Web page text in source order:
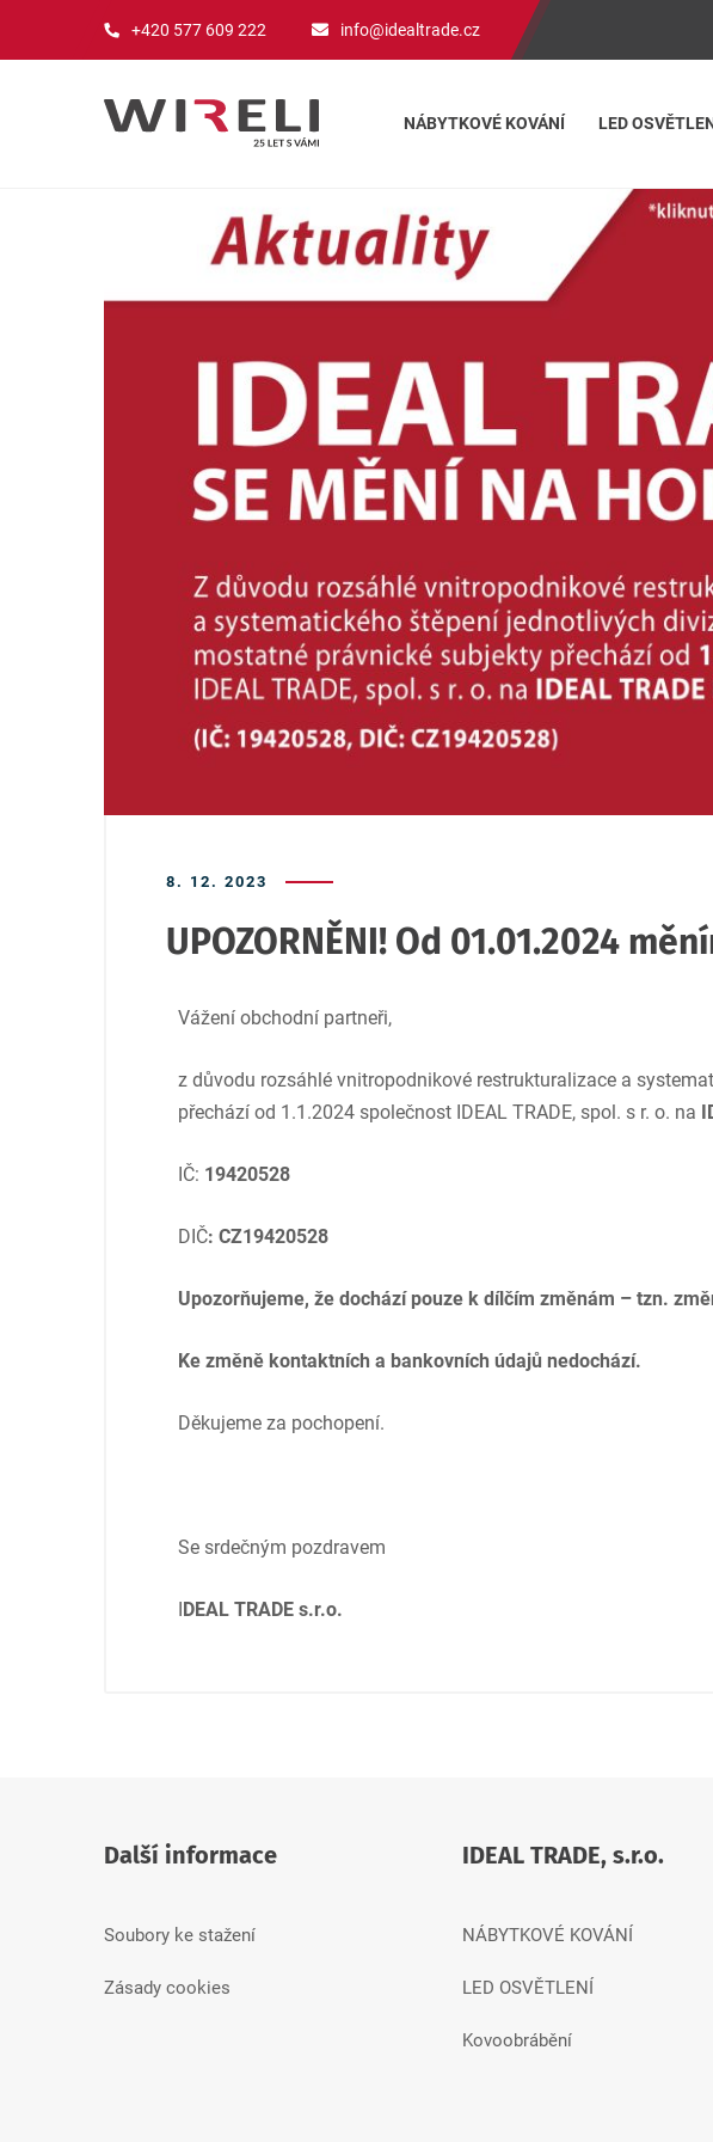
+420 577 609 222 info@idealtrade.cz
NÁBYTKOVÉ KOVÁNÍ LED
8. 12. 2023
UPOZORNĚNI! Od 01.01.2024
Vážení obchodní partneři,
z důvodu rozsáhlé vnitropodnikové restrukturalizace a
přechází od 1.1.2024 společnost IDEAL TRADE, spol. s r. o. na
IČ: 19420528
DIČ: CZ19420528
Upozorňujeme, že dochází pouze k dílčím změnám – tzn.
Ke změně kontaktních a bankovních údajů nedochází.
Děkujeme za pochopení.
Se srdečným pozdravem
IDEAL TRADE s.r.o.
Další informace
Soubory ke stažení
Zásady cookies
IDEAL TRADE, s.r.o.
NÁBYTKOVÉ KOVÁNÍ
LED OSVĚTLENÍ
Kovoobrábění